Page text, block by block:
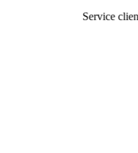
Service client du lundi au